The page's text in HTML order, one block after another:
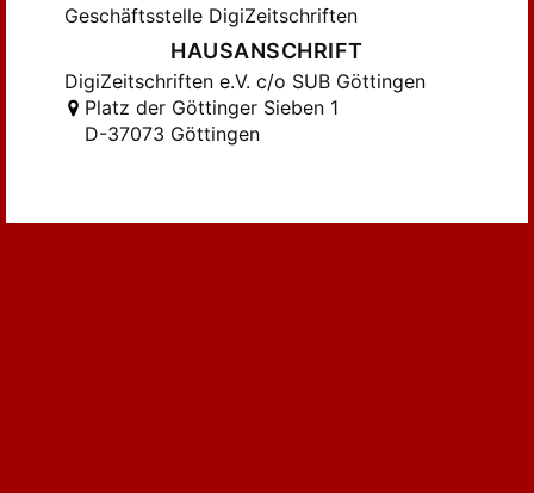
Geschäftsstelle DigiZeitschriften
HAUSANSCHRIFT
DigiZeitschriften e.V. c/o SUB Göttingen
Platz der Göttinger Sieben 1
D-37073 Göttingen